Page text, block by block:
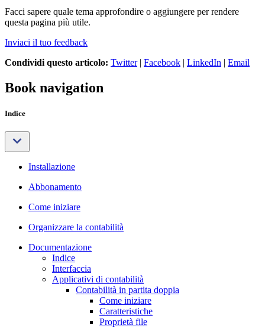
Facci sapere quale tema approfondire o aggiungere per rendere
questa pagina più utile.
Inviaci il tuo feedback
Condividi questo articolo: Twitter| Facebook | LinkedIn | Email
Book navigation
Indice
Installazione
Abbonamento
Come iniziare
Organizzare la contabilità
Documentazione
Indice
Interfaccia
Applicativi di contabilità
Contabilità in partita doppia
Come iniziare
Caratteristiche
Proprietà file